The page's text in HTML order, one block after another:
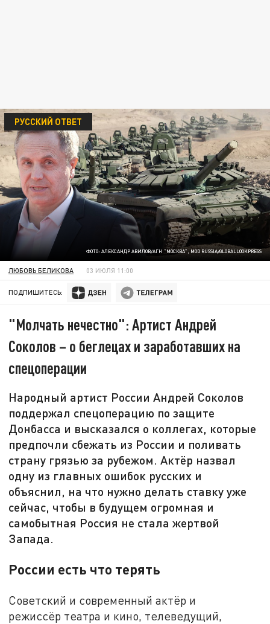
ФОТО: АЛЕКСАНДР АВИЛОВ/АГН "МОСКВА", MOD RUSSIA/GLOBALLOOKPRESS
РУССКИЙ ОТВЕТ
ЛЮБОВЬ БЕЛИКОВА 03 ИЮЛЯ 11:00
ПОДПИШИТЕСЬ:
"Молчать нечестно": Артист Андрей
Соколов – о беглецах и заработавших на
спецоперации
Народный артист России Андрей Соколов
поддержал спецоперацию по защите
Донбасса и высказался о коллегах, которые
предпочли сбежать из России и поливать
страну грязью за рубежом. Актёр назвал
одну из главных ошибок русских и
объяснил, на что нужно делать ставку уже
сейчас, чтобы в будущем огромная и
самобытная Россия не стала жертвой
Запада.
России есть что терять
Советский и современный актёр и
режиссёр театра и кино, телеведущий,